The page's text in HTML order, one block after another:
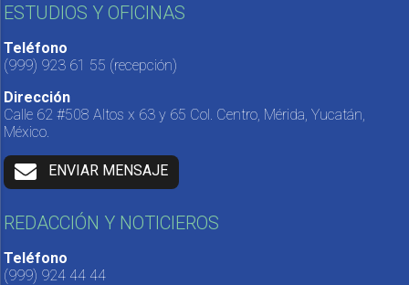
ESTUDIOS Y OFICINAS
Teléfono
(999) 923 61 55 (recepción)
Dirección
Calle 62 #508 Altos x 63 y 65 Col. Centro, Mérida, Yucatán,
México.
ENVIAR MENSAJE
REDACCIÓN Y NOTICIEROS
Teléfono
(999) 924 44 44